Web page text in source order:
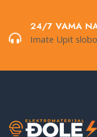
24/7 VAMA
Imate Upit